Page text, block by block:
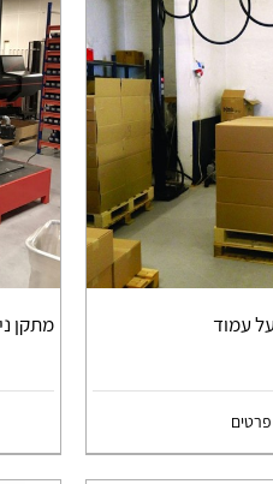
עמוד
פרטים
מתקן